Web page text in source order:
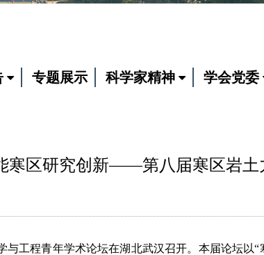
专题展示 科学家精神 学会党委
寒区研究创新——第八届寒区岩土
工程青年学术论坛在湖北武汉召开。本届论坛以